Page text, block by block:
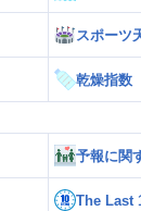
スポーツ
乾燥指数
予報に関
The Last